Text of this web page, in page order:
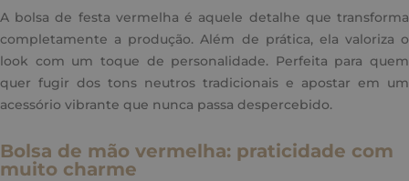
A bolsa de festa vermelha é aquele detalhe que transforma
completamente a produção. Além de prática, ela valoriza o
look com um toque de personalidade. Perfeita para quem
quer fugir dos tons neutros tradicionais e apostar em um
acessório vibrante que nunca passa despercebido.
Bolsa de mão vermelha: praticidade com
muito charme